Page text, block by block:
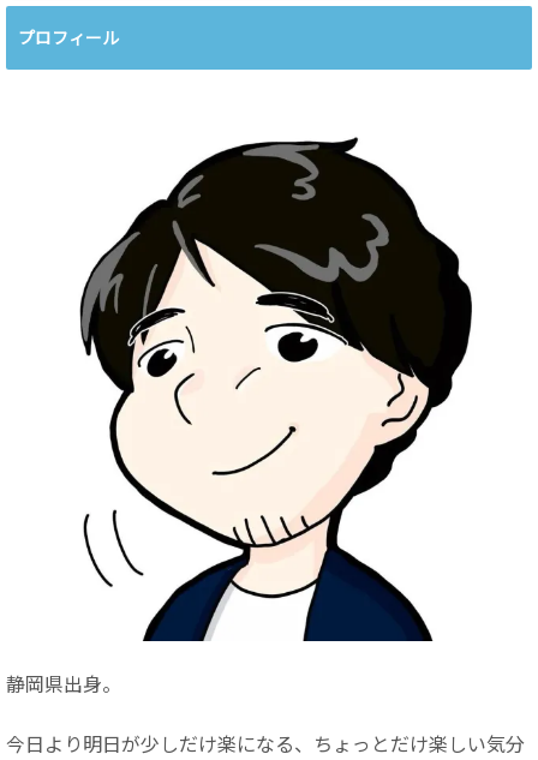
プロフィール
静岡県出身。
今日より明日が少しだけ楽になる、ちょっとだけ楽しい気分